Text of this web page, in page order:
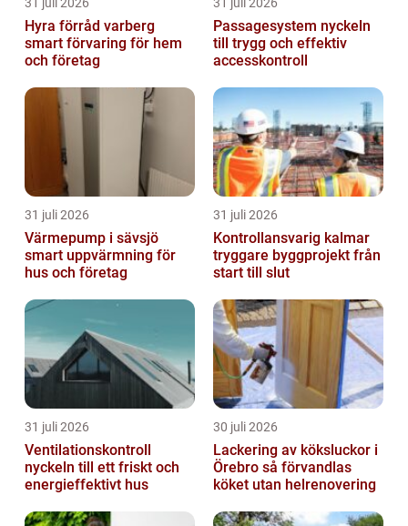
Hyra förråd varberg
smart förvaring för hem
och företag
Passagesystem nyckeln
till trygg och effektiv
accesskontroll
31 juli 2026
Värmepump i sävsjö
smart uppvärmning för
hus och företag
31 juli 2026
Kontrollansvarig kalmar
tryggare byggprojekt från
start till slut
31 juli 2026
Ventilationskontroll
nyckeln till ett friskt och
energieffektivt hus
30 juli 2026
Lackering av köksluckor i
Örebro så förvandlas
köket utan helrenovering